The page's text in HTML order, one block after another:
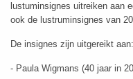
lustuminsignes uitreiken aan
ook de lustruminsignes van
De insignes zijn uitgereikt aan:
- Paula Wigmans (40 jaar in